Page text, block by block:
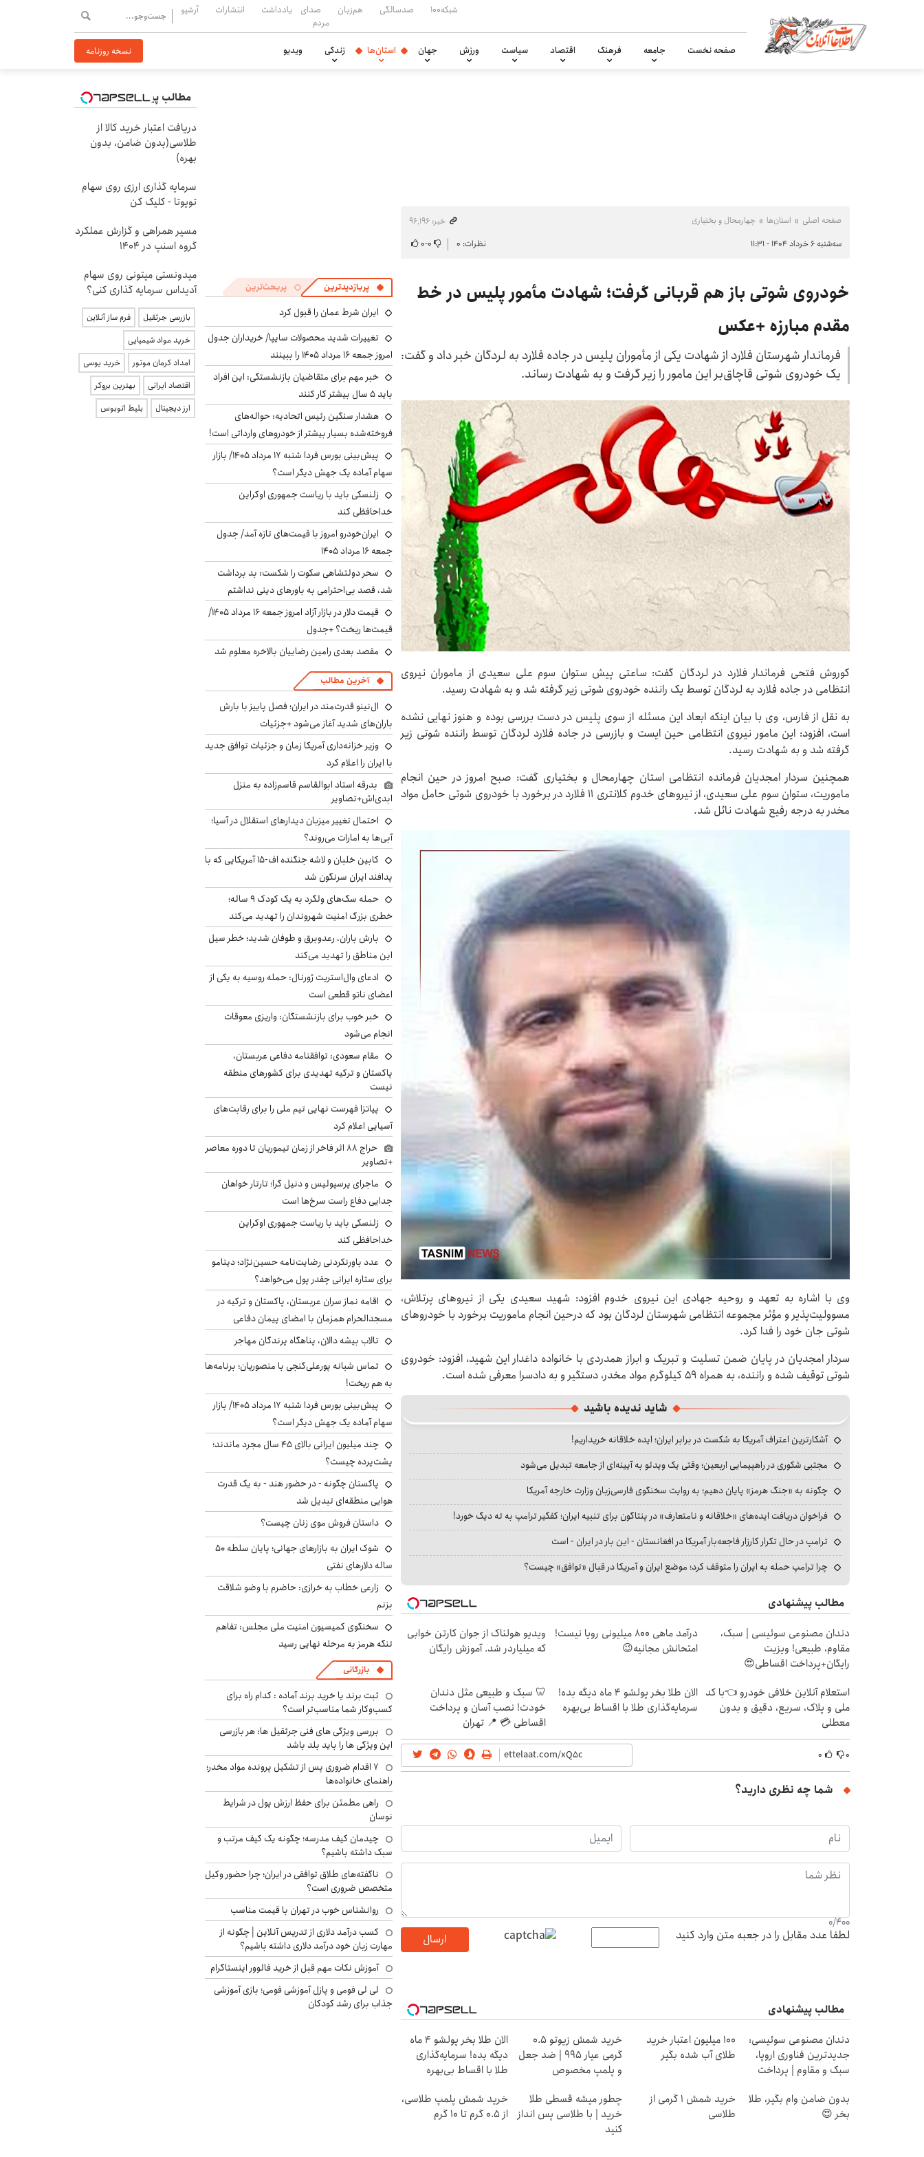
شبکه۱۰۰ صدسالگی هم‌زبان
صدای
مردم
یادداشت انتشارات آرشیو
صفحه نخست جامعه فرهنگ اقتصاد سیاست ورزش جهان استان‌ها زندگی ویدیو نسخه روزنامه
صفحه اصلی استان‌ها چهارمحال و بختیاری
خبر: ۹۶٬۱۹۶
سه‌شنبه ۶ خرداد ۱۴۰۴ - ۱۱:۳۱
نظرات: ۰ ۰-۰
خودروی شوتی باز هم قربانی گرفت؛ شهادت مأمور پلیس در خط
مقدم مبارزه +عکس
فرماندار شهرستان فلارد از شهادت یکی از مأموران پلیس ‌در جاده فلارد به لردگان خبر داد و گفت:
یک خودروی شوتی قاچاق‌بر این مامور را زیر گرفت و به شهادت رساند.
کوروش فتحی فرماندار فلارد در لردگان گفت: ساعتی پیش ستوان سوم علی سعیدی از ماموران نیروی
انتظامی در جاده فلارد به لردگان توسط یک راننده خودروی شوتی زیر گرفته شد و به شهادت رسید.
به نقل از فارس، وی با بیان اینکه ابعاد این مسئله از سوی پلیس در دست بررسی بوده و هنوز نهایی نشده
است، افزود: این مامور نیروی انتظامی حین ایست و بازرسی در جاده فلارد لردگان توسط راننده شوتی زیر
گرفته شد و به شهادت رسید.
همچنین سردار امجدیان فرمانده انتظامی استان چهارمحال و بختیاری گفت: صبح امروز در حین انجام
ماموریت، ستوان سوم علی سعیدی، از نیروهای خدوم کلانتری ۱۱ فلارد در برخورد با خودروی شوتی حامل مواد
مخدر به درجه رفیع شهادت نائل شد.
وی با اشاره به تعهد و روحیه جهادی این نیروی خدوم افزود: شهید سعیدی یکی از نیروهای پرتلاش،
مسوولیت‌پذیر و مؤثر مجموعه انتظامی شهرستان لردگان بود که درحین انجام ماموریت برخورد با خودروهای
شوتی جان خود را فدا کرد.
سردار امجدیان در پایان ضمن تسلیت و تبریک و ابراز همدردی با خانواده داغدار این شهید، افزود: خودروی
شوتی توقیف شده و راننده، به همراه ۵۹ کیلوگرم مواد مخدر، دستگیر و به دادسرا معرفی شده است.
شاید ندیده باشید
آشکارترین اعتراف آمریکا به شکست در برابر ایران؛ ایده خلاقانه خریداریم!
مجتبی شکوری در راهپیمایی اربعین؛ وقتی یک ویدئو به آیینه‌ای از جامعه تبدیل می‌شود
چگونه به «جنگ هرمز» پایان دهیم؛ به روایت سخنگوی فارسی‌زبان وزارت خارجه آمریکا
فراخوان دریافت ایده‌های «خلاقانه و نامتعارف» در پنتاگون برای تنبیه ایران؛ کفگیر ترامپ به ته دیگ خورد!
ترامپ در حال تکرار کارزار فاجعه‌بار آمریکا در افغانستان - این بار در ایران - است
چرا ترامپ حمله به ایران را متوقف کرد؛ موضع ایران و آمریکا در قبال «توافق» چیست؟
مطالب پیشنهادی
دندان مصنوعی سوئیسی | سبک،
مقاوم، طبیعی! ویزیت
رایگان+پرداخت اقساطی😍
درآمد ماهی 800 میلیونی رویا نیست!
امتحانش مجانیه😉
ویدیو هولناک از جوان کارتن خوابی
که میلیاردر شد. آموزش رایگان
استعلام آنلاین خلافی خودرو 👈با کد
ملی و پلاک، سریع، دقیق و بدون
معطلی
الان طلا بخر پولشو 4 ماه دیگه بده!
سرمایه‌گذاری طلا با اقساط بی‌بهره
🦷 سبک و طبیعی مثل دندان
خودت! نصب آسان و پرداخت
اقساطی 💳 📍 تهران
۰ ۰
شما چه نظری دارید؟
0/400
لطفا عدد مقابل را در جعبه متن وارد کنید ارسال
مطالب پیشنهادی
دندان مصنوعی سوئیسی:
جدیدترین فناوری اروپا،
سبک و مقاوم | پرداخت
100 میلیون اعتبار خرید
طلای آب شده بگیر
خرید شمش زیوتو ۰.۵
گرمی عیار ۹۹۵ | ضد جعل
و پلمپ مخصوص
الان طلا بخر پولشو 4 ماه
دیگه بده! سرمایه‌گذاری
طلا با اقساط بی‌بهره
بدون ضامن وام بگیر، طلا
بخر 😍
خرید شمش 1 گرمی از
طلاسی
چطور میشه قسطی طلا
خرید | با طلاسی پس انداز
کنید
خرید شمش پلمپ طلاسی،
از ۰.۵ گرم تا ۱۰ گرم
پربازدیدترین پربحث‌ترین
ایران شرط عمان را قبول کرد
تغییرات شدید محصولات سایپا/ خریداران جدول
امروز جمعه ۱۶ مرداد ۱۴۰۵ را ببینند
خبر مهم برای متقاضیان بازنشستگی: این افراد
باید ۵ سال بیشتر کار کنند
هشدار سنگین رئیس اتحادیه: حواله‌های
فروخته‌شده بسیار بیشتر از خودروهای وارداتی است!
پیش‌بینی بورس فردا شنبه ۱۷ مرداد ۱۴۰۵/ بازار
سهام آماده یک جهش دیگر است؟
زلنسکی باید با ریاست جمهوری اوکراین
خداحافظی کند
ایران‌خودرو امروز با قیمت‌های تازه آمد/ جدول
جمعه ۱۶ مرداد ۱۴۰۵
سحر دولتشاهی سکوت را شکست: بد برداشت
شد، قصد بی‌احترامی به باورهای دینی نداشتم
قیمت دلار در بازار آزاد امروز جمعه ۱۶ مرداد ۱۴۰۵/
قیمت‌ها ریخت؟ +جدول
مقصد بعدی رامین رضاییان بالاخره معلوم شد
آخرین مطالب
ال‌نینو قدرت‌مند در ایران؛ فصل پاییز با بارش
باران‌های شدید آغاز می‌شود +جزئیات
وزیر خزانه‌داری آمریکا زمان و جزئیات توافق جدید
با ایران را اعلام کرد
بدرقه استاد ابوالقاسم قاسم‌زاده به منزل
ابدی‌اش+تصاویر
احتمال تغییر میزبان دیدارهای استقلال در آسیا؛
آبی‌ها به امارات می‌روند؟
کابین خلبان و لاشه جنگنده اف-۱۵ آمریکایی که با
پدافند ایران سرنگون شد
حمله سگ‌های ولگرد به یک کودک ۹ ساله؛
خطری بزرگ امنیت شهروندان را تهدید می‌کند
بارش باران، رعدوبرق و طوفان شدید؛ خطر سیل
این مناطق را تهدید می‌کند
ادعای وال‌استریت ژورنال: حمله روسیه به یکی از
اعضای ناتو قطعی است
خبر خوب برای بازنشستگان: واریزی معوقات
انجام می‌شود
مقام سعودی: توافقنامه دفاعی عربستان،
پاکستان و ترکیه تهدیدی برای کشورهای منطقه
نیست
پیاتزا فهرست نهایی تیم ملی را برای رقابت‌های
آسیایی اعلام کرد
حراج ۸۸ اثر فاخر از زمان تیموریان تا دوره معاصر
+تصاویر
ماجرای پرسپولیس و دنیل گرا؛ تارتار خواهان
جدایی دفاع راست سرخ‌ها است
زلنسکی باید با ریاست جمهوری اوکراین
خداحافظی کند
عدد باورنکردنی رضایت‌نامه حسین‌نژاد؛ دینامو
برای ستاره ایرانی چقدر پول می‌خواهد؟
اقامه نماز سران عربستان، پاکستان و ترکیه در
مسجدالحرام همزمان با امضای پیمان دفاعی
تالاب بیشه دالان، پناهگاه پرندگان مهاجر
تماس شبانه پورعلی‌گنجی با منصوریان؛ برنامه‌ها
به هم ریخت!
پیش‌بینی بورس فردا شنبه ۱۷ مرداد ۱۴۰۵/ بازار
سهام آماده یک جهش دیگر است؟
چند میلیون ایرانی بالای ۴۵ سال مجرد ماندند؛
پشت‌پرده چیست؟
پاکستان چگونه - در حضور هند - به یک قدرت
هوایی منطقه‌ای تبدیل شد
داستان فروش موی زنان چیست؟
شوک ایران به بازارهای جهانی؛ پایان سلطه ۵۰
ساله دلارهای نفتی
زارعی خطاب به خرازی: حاضرم با وضو شلاقت
بزنم
سخنگوی کمیسیون امنیت ملی مجلس: تفاهم
تنگه هرمز به مرحله نهایی رسید
بازرگانی
ثبت برند یا خرید برند آماده : کدام راه برای
کسب‌وکار شما مناسب‌تر است؟
بررسی ویژگی های فنی جرثقیل ها: هر بازرسی
این ویژگی ها را باید بلد باشد
۷ اقدام ضروری پس از تشکیل پرونده مواد مخدر؛
راهنمای خانواده‌ها
راهی مطمئن برای حفظ ارزش پول در شرایط
نوسان
چیدمان کیف مدرسه؛ چگونه یک کیف مرتب و
سبک داشته باشیم؟
ناگفته‌های طلاق توافقی در ایران؛ چرا حضور وکیل
متخصص ضروری است؟
روانشناس خوب در تهران با قیمت مناسب
کسب درآمد دلاری از تدریس آنلاین | چگونه از
مهارت زبان خود درآمد دلاری داشته باشیم؟
آموزش نکات مهم قبل از خرید فالوور اینستاگرام
لی لی فومی و پازل آموزشی فومی؛ بازی آموزشی
جذاب برای رشد کودکان
مطالب پیشنهادی
دریافت اعتبار خرید کالا از
طلاسی(بدون ضامن، بدون
بهره)
سرمایه گذاری ارزی روی سهام
تویوتا - کلیک کن
مسیر همراهی و گزارش عملکرد
گروه اسنپ در ۱۴۰۴
میدونستی میتونی روی سهام
آدیداس سرمایه گذاری کنی؟
بازرسی جرثقیل
فرم ساز آنلاین
خرید مواد شیمیایی
امداد کرمان موتور
خرید یوسی
اقتصاد ایرانی
بهترین بروکر
ارز دیجیتال
بلیط اتوبوس